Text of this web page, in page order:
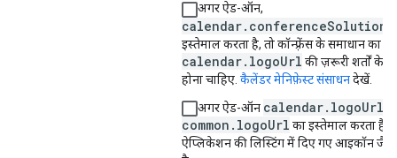
अगर ऐड-ऑन,
calendar.conferenceSolution
इस्तेमाल करता है, तो कॉन्फ़्रेंस के समाधान का
calendar.logoUrl की ज़रूरी शर्तों के
होना चाहिए. कैलेंडर मेनिफ़ेस्ट संसाधनदेखें.
अगर ऐड-ऑन calendar.logoUrl
common.logoUrl का इस्तेमाल करता है,
ऐप्लिकेशन की लिस्टिंग में दिए गए आइकॉन जैसा